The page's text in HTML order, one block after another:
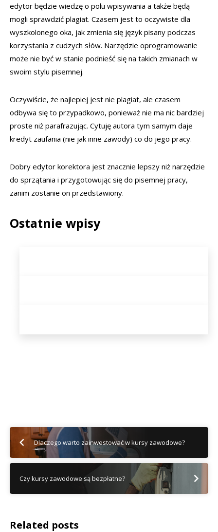
edytor będzie wiedzę o polu wpisywania a także będą
mogli sprawdzić plagiat. Czasem jest to oczywiste dla
wyszkolonego oka, jak zmienia się język pisany podczas
korzystania z cudzych słów. Narzędzie oprogramowanie
może nie być w stanie podnieść się na takich zmianach w
swoim stylu pisemnej.
Oczywiście, że najlepiej jest nie plagiat, ale czasem
odbywa się to przypadkowo, ponieważ nie ma nic bardziej
proste niż parafrazując. Cytuję autora tym samym daje
kredyt zaufania (nie jak inne zawody) co do jego pracy.
Dobry edytor korektora jest znacznie lepszy niż narzędzie
do sprzątania i przygotowując się do pisemnej pracy,
zanim zostanie on przedstawiony.
Ostatnie wpisy
Dlaczego warto zainwestować w kursy zawodowe?
Czy kursy zawodowe są bezpłatne?
Related posts